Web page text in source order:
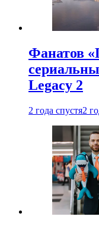
Фанатов
Legacy 2
2 года спустя2